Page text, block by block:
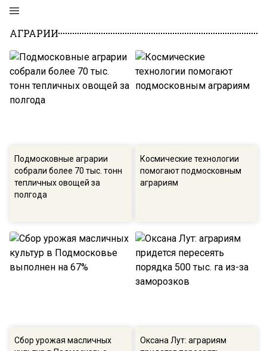
АГРАРИИ
Подмосковные аграрии
собрали более 70 тыс. тонн
тепличных овощей за
полгода
Космические технологии
помогают подмосковным
аграриям
Сбор урожая масличных
Оксана Лут: аграриям